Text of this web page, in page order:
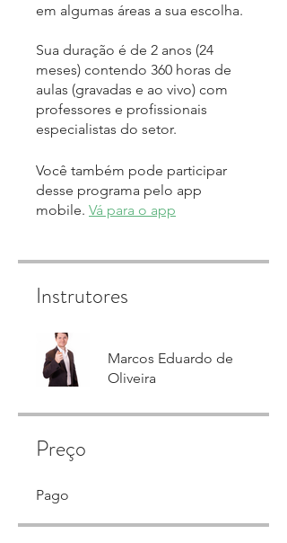
em algumas áreas a sua escolha.
Sua duração é de 2 anos (24
meses) contendo 360 horas de
aulas (gravadas e ao vivo) com
professores e profissionais
especialistas do setor.
Você também pode participar
desse programa pelo app
mobile. Vá para o app
Instrutores
Marcos Eduardo de
Oliveira
Preço
Pago